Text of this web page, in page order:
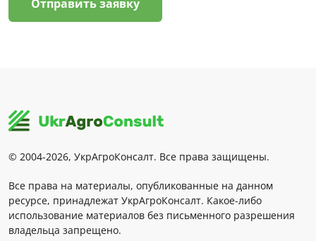
Отправить заявку
© 2004-2026, УкрАгроКонсалт. Все права защищены.
Все права на материалы, опубликованные на данном
ресурсе, принадлежат УкрАгроКонсалт. Какое-либо
использование материалов без письменного разрешения
владельца запрещено.